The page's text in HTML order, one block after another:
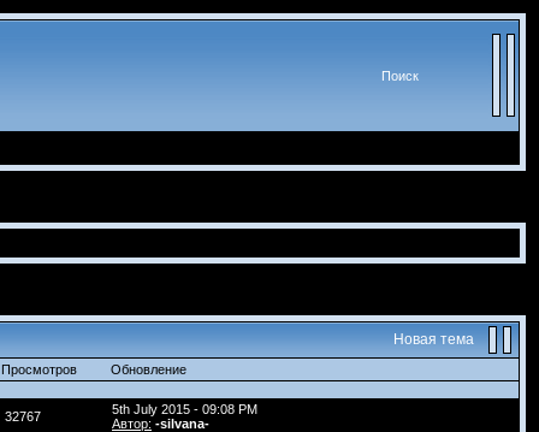
Поиск
Новая тема
Просмотров Обновление
32767
5th July 2015 - 09:08 PM
Автор: -silvana-